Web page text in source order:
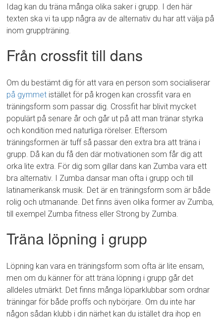
Idag kan du träna många olika saker i grupp. I den här
texten ska vi ta upp några av de alternativ du har att välja på
inom gruppträning.
Från crossfit till dans
Om du bestämt dig för att vara en person som socialiserar
på gymmet istället för på krogen kan crossfit vara en
träningsform som passar dig. Crossfit har blivit mycket
populärt på senare år och går ut på att man tränar styrka
och kondition med naturliga rörelser. Eftersom
träningsformen är tuff så passar den extra bra att träna i
grupp. Då kan du få den där motivationen som får dig att
orka lite extra. För dig som gillar dans kan Zumba vara ett
bra alternativ. I Zumba dansar man ofta i grupp och till
latinamerikansk musik. Det är en träningsform som är både
rolig och utmanande. Det finns även olika former av Zumba,
till exempel Zumba fitness eller Strong by Zumba.
Träna löpning i grupp
Löpning kan vara en träningsform som ofta är lite ensam,
men om du känner för att träna löpning i grupp går det
alldeles utmärkt. Det finns många löparklubbar som ordnar
träningar för både proffs och nybörjare. Om du inte har
någon sådan klubb i din närhet kan du istället dra ihop en